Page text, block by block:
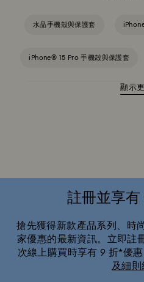
水晶手機殼與保護套
iPhone® 15 Pro 手機殻與保護套
iPhone® 16 Pro 手機殼和保護套
顯示
註冊並享
搶先獲得新款產品系列、時
家優惠的最新資訊。立即註
次線上購買時享有 9 折*優惠
及細則